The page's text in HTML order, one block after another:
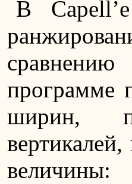
В
программе
ширин,